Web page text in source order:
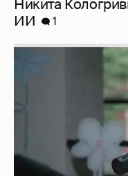
Певица Глюкоза
эротического